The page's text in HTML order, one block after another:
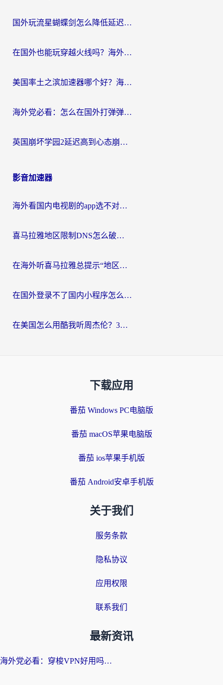
国外玩流星蝴蝶剑怎么降低延迟？海外党必看的加速秘籍（含欧洲鸣潮&彩虹岛优化攻略）
在国外也能玩穿越火线吗？海外玩家国服游戏畅玩终极指南
美国率土之滨加速器哪个好？海外党国服游戏畅玩终极指南（附多游戏解决方案）
海外党必看：怎么在国外打弹弹堂不卡？番茄加速器亲测指南
英国崩坏学园2延迟高到心态崩？海外党国服游戏加速终极指南
影音加速器
海外看国内电视剧的app选不对？这份回国加速器避坑指南帮你流畅追剧
喜马拉雅地区限制DNS怎么破？海外党听国内音乐听书的终极解决方案
在海外听喜马拉雅总提示“地区限制”？3步轻松解除+听国内音乐全攻略
在国外登录不了国内小程序怎么办？选对回国加速器，轻松解锁国内资源
在美国怎么用酷我听周杰伦？3步搞定海外听歌难题
下载应用
番茄 Windows PC电脑版
番茄 macOS苹果电脑版
番茄 ios苹果手机版
番茄 Android安卓手机版
关于我们
服务条款
隐私协议
应用权限
联系我们
最新资讯
海外党必看：穿梭VPN好用吗？和云帆VPN对比哪个回国效果更好？附真实测评+避坑指南